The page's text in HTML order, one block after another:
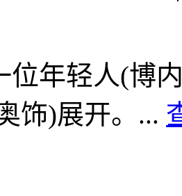
位年轻人(博
饰)展开。...